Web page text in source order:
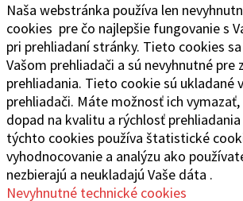
Naša webstránka používa len
cookies pre čo najlepšie fungovanie s
pri prehliadaní stránky. Tieto cookies
Vašom prehliadači a sú nevyhnutné pre
prehliadania. Tieto cookie sú ukladané
prehliadači. Máte možnosť ich
dopad na kvalitu a rýchlosť
týchto cookies používa štatistické
vyhodnocovanie a analýzu ako
nezbierajú a neukladajú Vaše dáta .
Nevyhnutné technické cookies